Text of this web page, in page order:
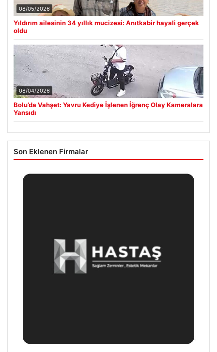
08/05/2026
Yıldırım ailesinin 34 yıllık mucizesi: Anıtkabir hayali gerçek
oldu
08/04/2026
Bolu’da Vahşet: Yavru Kediye İşlenen İğrenç Olay Kameralara
Yansıdı
Son Eklenen Firmalar